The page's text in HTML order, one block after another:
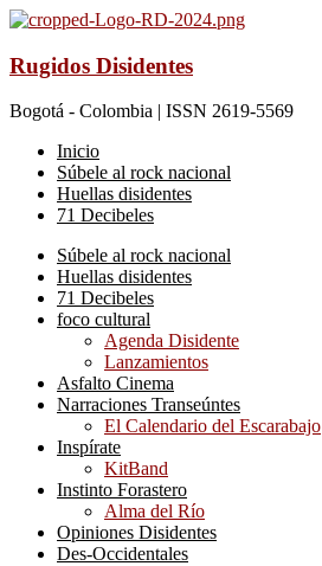
Rugidos Disidentes
Bogotá - Colombia | ISSN 2619-5569
Inicio
Súbele al rock nacional
Huellas disidentes
71 Decibeles
Súbele al rock nacional
Huellas disidentes
71 Decibeles
foco cultural
Agenda Disidente
Lanzamientos
Asfalto Cinema
Narraciones Transeúntes
El Calendario del Escarabajo
Inspírate
KitBand
Instinto Forastero
Alma del Río
Opiniones Disidentes
Des-Occidentales